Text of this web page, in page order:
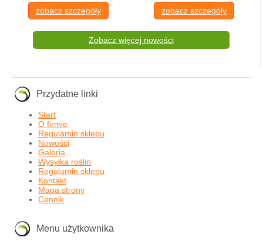
zobacz szczegóły zobacz szczegóły
Zobacz więcej nowości
Przydatne linki
Start
O firmie
Regulamin sklepu
Nowości
Galeria
Wysyłka roślin
Regulamin sklepu
Kontakt
Mapa strony
Cennik
Menu użytkownika